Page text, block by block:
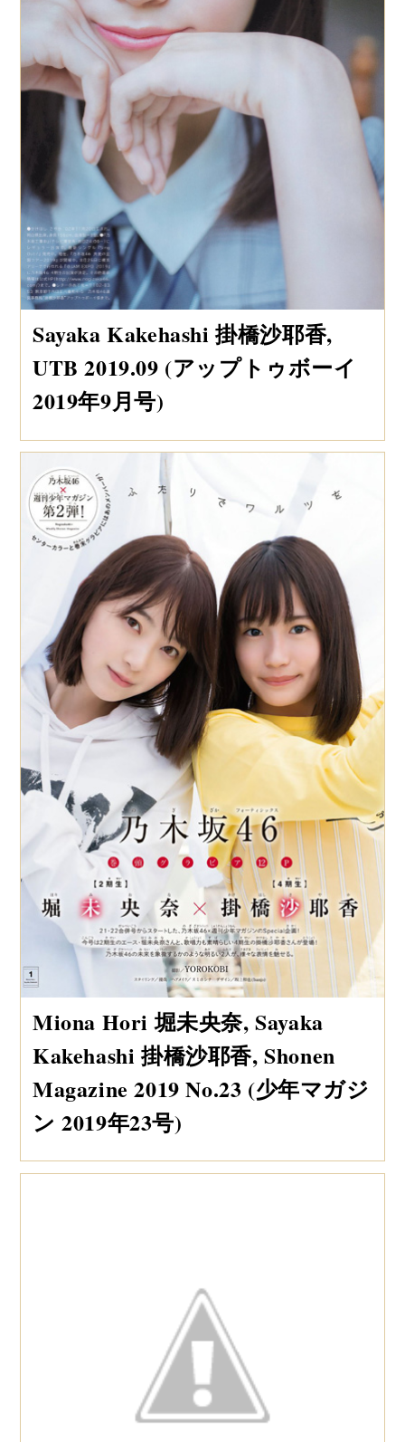
Sayaka Kakehashi 掛橋沙耶香,
UTB 2019.09 (アップトゥボーイ
2019年9月号)
Miona Hori 堀未央奈, Sayaka
Kakehashi 掛橋沙耶香, Shonen
Magazine 2019 No.23 (少年マガジ
ン 2019年23号)